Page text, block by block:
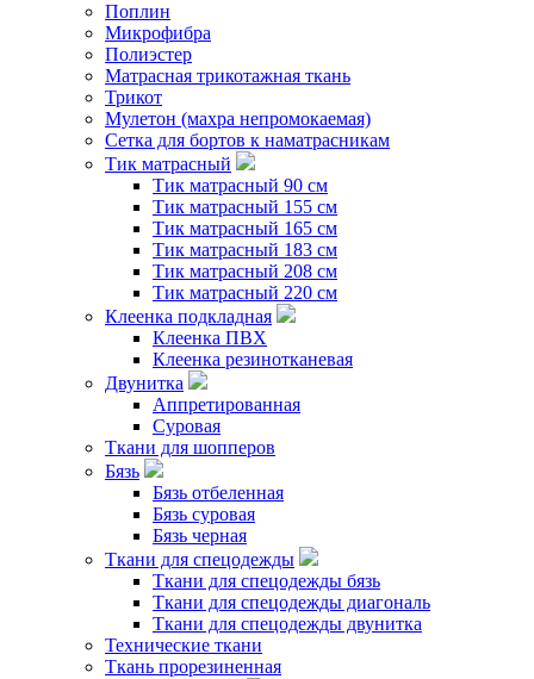
Поплин
Микрофибра
Полиэстер
Матрасная трикотажная ткань
Трикот
Мулетон (махра непромокаемая)
Сетка для бортов к наматрасникам
Тик матрасный
Тик матрасный 90 см
Тик матрасный 155 см
Тик матрасный 165 см
Тик матрасный 183 см
Тик матрасный 208 см
Тик матрасный 220 см
Клеенка подкладная
Клеенка ПВХ
Клеенка резинотканевая
Двунитка
Аппретированная
Суровая
Ткани для шопперов
Бязь
Бязь отбеленная
Бязь суровая
Бязь черная
Ткани для спецодежды
Ткани для спецодежды бязь
Ткани для спецодежды диагональ
Ткани для спецодежды двунитка
Технические ткани
Ткань прорезиненная